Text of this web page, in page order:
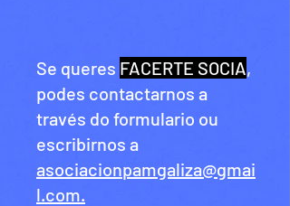
Se queres FACERTE SOCIA,
podes contactarnos a
través do formulario ou
escribirnos a
asociacionpamgaliza@gmai
l.com.